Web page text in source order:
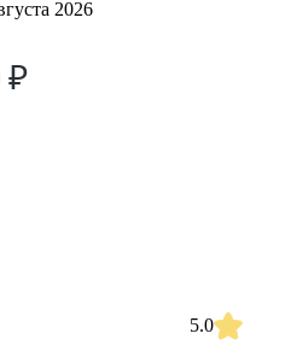
2026
₽
5.0